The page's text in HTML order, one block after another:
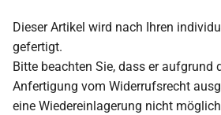
Dieser Artikel wird nach Ihren
gefertigt.
Bitte beachten Sie, dass er aufgrund
Anfertigung vom Widerrufsrecht
eine Wiedereinlagerung nicht